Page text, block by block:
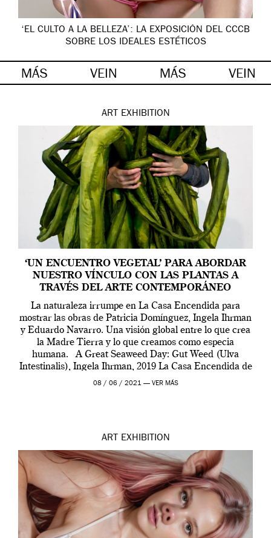
‘EL CULTO A LA BELLEZA’: LA EXPOSICIÓN DEL CCCB
SOBRE LOS IDEALES ESTÉTICOS
MÁS VEIN MÁS VEIN
ART EXHIBITION
‘UN ENCUENTRO VEGETAL’ PARA ABORDAR
NUESTRO VÍNCULO CON LAS PLANTAS A
TRAVÉS DEL ARTE CONTEMPORÁNEO
La naturaleza irrumpe en La Casa Encendida para
mostrar las obras de Patricia Domínguez, Ingela Ihrman
y Eduardo Navarro. Una visión global entre lo que crea
la Madre Tierra y lo que creamos como especia
humana. A Great Seaweed Day: Gut Weed (Ulva
Intestinalis), Ingela Ihrman, 2019 La Casa Encendida de
Madrid y la Wellcome […]
08 / 06 / 2021 — VER MÁS
ART EXHIBITION